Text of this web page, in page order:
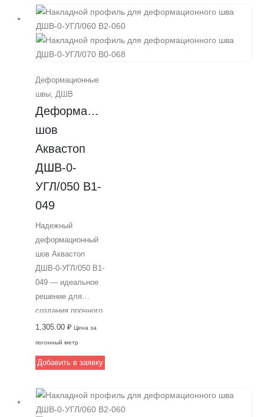
пешеходную
нагрузку и
подходит для
швов шириной 50
качественное
соединение плит и
устанавливается
под финишное
Отличный выбор
от Аквастоп —
надежного
строительных
материалов.
Деформационные
швы ДШВ
Деформационный
шов
Аквастоп
ДШВ-0-
УГЛ/050 В1-
049
Надежный
деформационный
шов Аквастоп
ДШВ-0-УГЛ/050 В1-
049 — идеальное
решение для
создания прочного
и эстетичного
соединения между
его помощью
деформационные
швы шириной 50
1,305.00 ₽ Цена за
погонный метр
Добавить в заявку